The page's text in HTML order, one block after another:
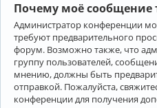
Почему моё сообщение
Администратор конференции
требуют предварительного
форум. Возможно также, что
группу пользователей,
мнению, должны быть
отправкой. Пожалуйста,
конференции для получения